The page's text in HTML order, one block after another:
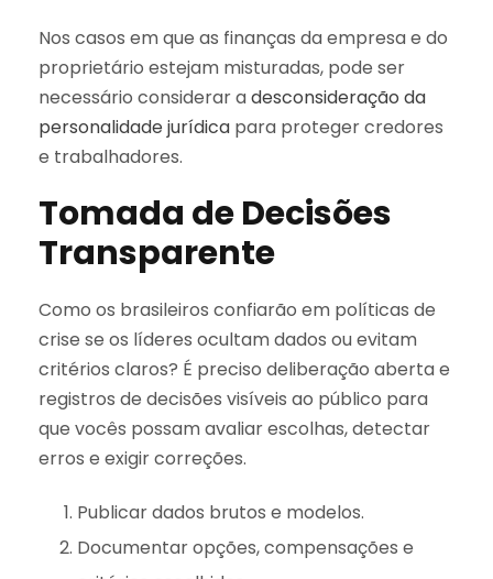
Nos casos em que as finanças da empresa e do
proprietário estejam misturadas, pode ser
necessário considerar adesconsideração da
personalidade jurídica para proteger credores
e trabalhadores.
Tomada de Decisões
Transparente
Como os brasileiros confiarão em políticas de
crise se os líderes ocultam dados ou evitam
critérios claros? É preciso deliberação aberta e
registros de decisões visíveis ao público para
que vocês possam avaliar escolhas, detectar
erros e exigir correções.
Publicar dados brutos e modelos.
Documentar opções, compensações e